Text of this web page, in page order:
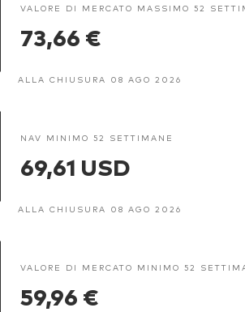
VALORE DI MERCATO MASSIMO 52
73,66 €
ALLA CHIUSURA 08 AGO 2026
NAV MINIMO 52 SETTIMANE
69,61 USD
ALLA CHIUSURA 08 AGO 2026
VALORE DI MERCATO MINIMO 52
59,96 €